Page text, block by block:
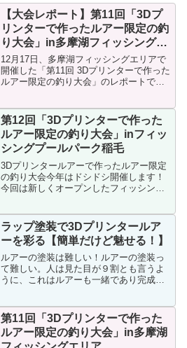
【大会レポート】第11回「3Dプ
リンターで作ったルアー限定の釣
り大会」in多摩湖フィッシングエ
リア
12月17日、多摩湖フィッシングエリアで
開催した「第11回 3Dプリンターで作った
ルアー限定の釣り大会」のレポートで
ルアーケースの写真がメイン。当日の様
子前日までの晴天...
第12回「3Dプリンターで作った
ルアー限定の釣り大会」inフィッ
シングプールパーク稲毛
3Dプリンタールアーで作ったルアー限定
の釣り大会今年はドシドシ開催します！
今回は新しくオープンしたフィッシング
JR総武線「稲毛駅」から約15分、または
JR京葉線「稲毛海...
ラップ塗装で3Dプリンタールア
ーを彩る【簡単だけど魅せる！】
ルアーの塗装は難しい！ルアーの塗装っ
て難しい。人は見た目が９割とも言うよ
うに、これはルアーも一緒であり完成度
こまで気にしてるとも思えなかったりで
も実際色で釣果が変わった...
第11回「3Dプリンターで作った
ルアー限定の釣り大会」in多摩湖